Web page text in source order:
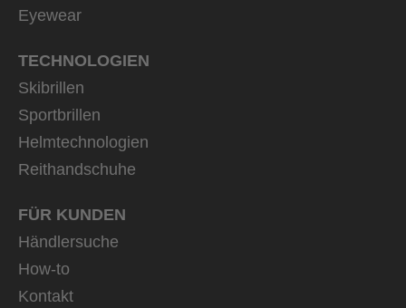
Eyewear
TECHNOLOGIEN
Skibrillen
Sportbrillen
Helmtechnologien
Reithandschuhe
FÜR KUNDEN
Händlersuche
How-to
Kontakt